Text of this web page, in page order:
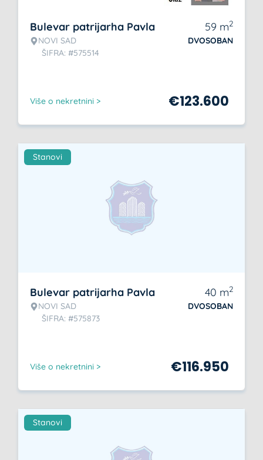
Bulevar patrijarha Pavla
NOVI SAD
ŠIFRA: #575514
59 m2
DVOSOBAN
Više o nekretnini > €123.600
Stanovi
Bulevar patrijarha Pavla
NOVI SAD
ŠIFRA: #575873
40 m2
DVOSOBAN
Više o nekretnini > €116.950
Stanovi